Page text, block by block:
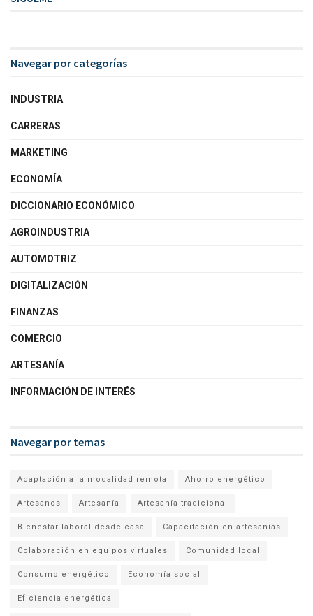
Navegar por categorías
INDUSTRIA
CARRERAS
MARKETING
ECONOMÍA
DICCIONARIO ECONÓMICO
AGROINDUSTRIA
AUTOMOTRIZ
DIGITALIZACIÓN
FINANZAS
COMERCIO
ARTESANÍA
INFORMACIÓN DE INTERÉS
Navegar por temas
Adaptación a la modalidad remota Ahorro energético
Artesanos Artesanía Artesanía tradicional
Bienestar laboral desde casa Capacitación en artesanías
Colaboración en equipos virtuales Comunidad local
Consumo energético Economía social
Eficiencia energética